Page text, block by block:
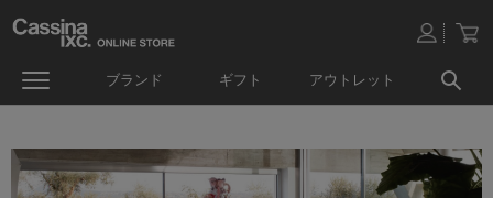
ブランド ギフト アウトレット